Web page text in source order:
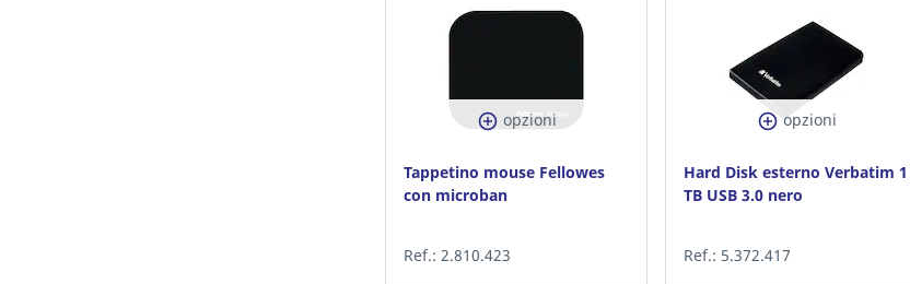
opzioni
Tappetino mouse Fellowes
con microban
Ref.: 2.810.423
opzioni
Hard Disk esterno Verbatim 1
TB USB 3.0 nero
Ref.: 5.372.417